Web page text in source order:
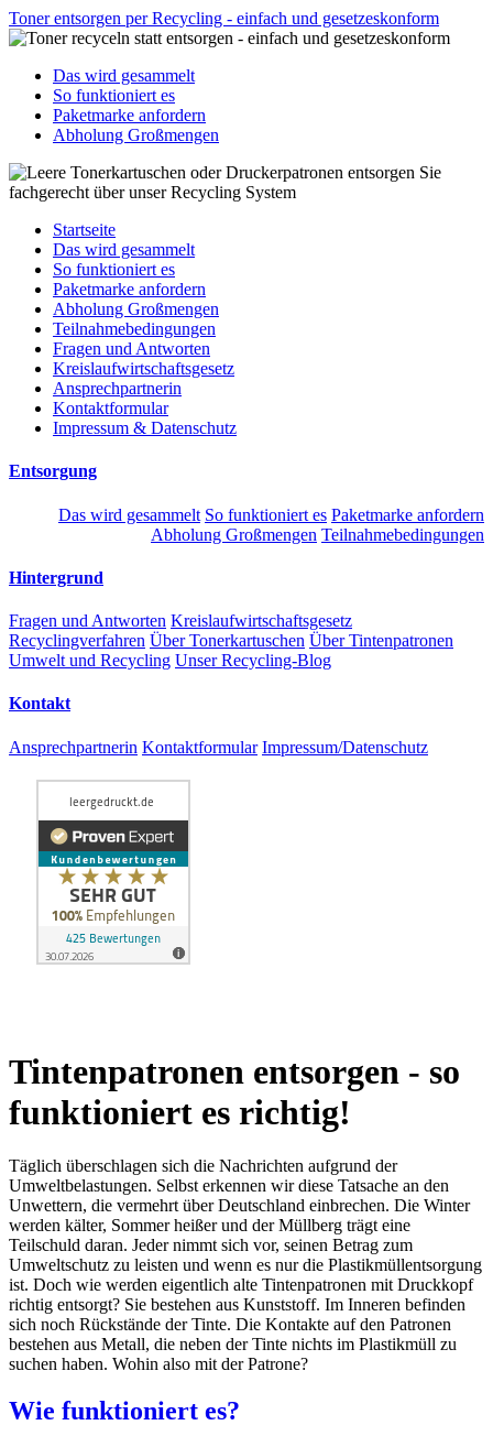
Toner entsorgen per Recycling - einfach und gesetzeskonform
Das wird gesammelt
So funktioniert es
Paketmarke anfordern
Abholung Großmengen
Startseite
Das wird gesammelt
So funktioniert es
Paketmarke anfordern
Abholung Großmengen
Teilnahmebedingungen
Fragen und Antworten
Kreislaufwirtschaftsgesetz
Ansprechpartnerin
Kontaktformular
Impressum & Datenschutz
Entsorgung
Das wird gesammelt So funktioniert es Paketmarke anfordern
Abholung Großmengen Teilnahmebedingungen
Hintergrund
Fragen und Antworten Kreislaufwirtschaftsgesetz
Recyclingverfahren Über Tonerkartuschen Über Tintenpatronen
Umwelt und Recycling Unser Recycling-Blog
Kontakt
Ansprechpartnerin Kontaktformular Impressum/Datenschutz
Tintenpatronen entsorgen - so
funktioniert es richtig!
Täglich überschlagen sich die Nachrichten aufgrund der
Umweltbelastungen. Selbst erkennen wir diese Tatsache an den
Unwettern, die vermehrt über Deutschland einbrechen. Die Winter
werden kälter, Sommer heißer und der Müllberg trägt eine
Teilschuld daran. Jeder nimmt sich vor, seinen Betrag zum
Umweltschutz zu leisten und wenn es nur die Plastikmüllentsorgung
ist. Doch wie werden eigentlich alte Tintenpatronen mit Druckkopf
richtig entsorgt? Sie bestehen aus Kunststoff. Im Inneren befinden
sich noch Rückstände der Tinte. Die Kontakte auf den Patronen
bestehen aus Metall, die neben der Tinte nichts im Plastikmüll zu
suchen haben. Wohin also mit der Patrone?
Wie funktioniert es?